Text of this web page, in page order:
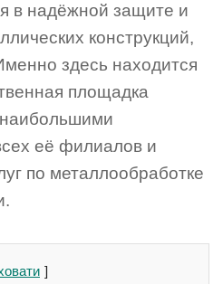
в надёжной защите и
конструкций,
здесь находится
площадка
её филиалов и
по металлообработке